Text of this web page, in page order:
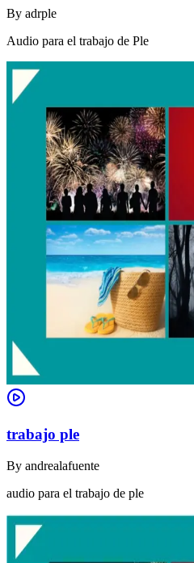
By adrple
Audio para el trabajo de Ple
trabajo ple
By andrealafuente
audio para el trabajo de ple